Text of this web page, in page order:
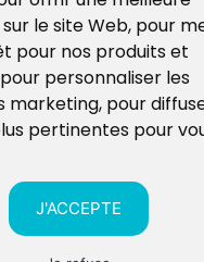
le site Web, pour
pour nos produits et
personnaliser les
marketing, pour
pertinentes pour
J'ACCEPTE
l'enfer